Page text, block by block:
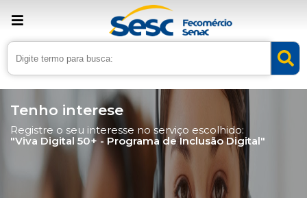
Tenho interese
Registre o seu interesse no serviço escolhido:
"Viva Digital 50+ - Programa de Inclusão Digital"